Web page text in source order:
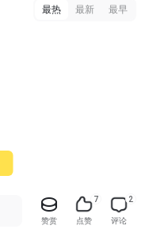
最热 最新 最早
赞赏
7
点赞
2
评论